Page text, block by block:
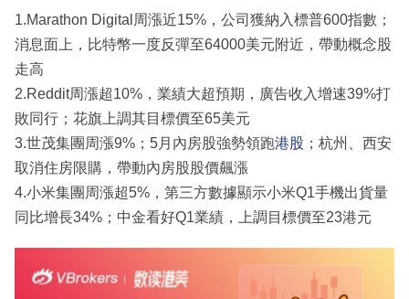
1.Marathon Digital周漲近15%，公司獲納入標普600指數；
消息面上，比特幣一度反彈至64000美元附近，帶動概念股
走高
2.Reddit周漲超10%，業績大超預期，廣告收入增速39%打
敗同行；花旗上調其目標價至65美元
3.世茂集團周漲9%；5月內房股強勢領跑港股 ；杭州、西安
取消住房限購，帶動內房股股價飆漲
4.小米集團周漲超5%，第三方數據顯示小米Q1手機出貨量
同比增長34%；中金看好Q1業績，上調目標價至23港元